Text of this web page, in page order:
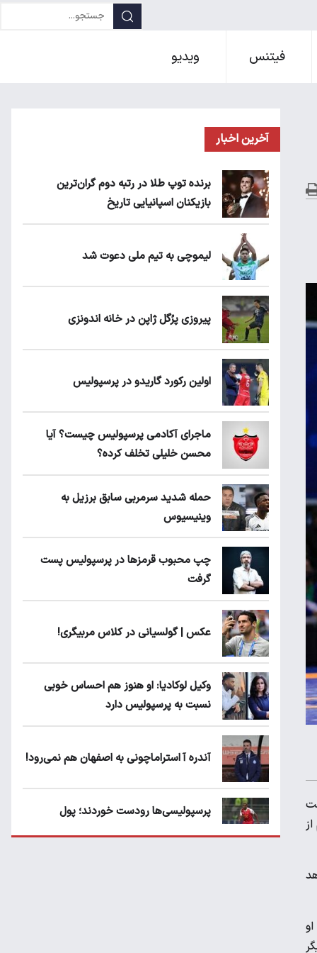
فیتنس ویدیو
در وزن ۶۳ کیلوگرم از
آخرین اخبار
برنده توپ طلا در رتبه دوم گران‌ترین
بازیکنان اسپانیایی تاریخ
لیموچی به تیم ملی دعوت شد
پیروزی پرُگل ژاپن در خانه اندونزی
اولین رکورد گاریدو در پرسپولیس
ماجرای آکادمی پرسپولیس چیست؟ آیا
محسن خلیلی تخلف کرده؟
حمله شدید سرمربی سابق برزیل به
وینیسیوس
چپ محبوب قرمزها در پرسپولیس پست
گرفت
عکس | گولسیانی در کلاس مربیگری!
وکیل لوکادیا: او هنوز هم احساس خوبی
نسبت به پرسپولیس دارد
آندره آ استراماچونی به اصفهان هم نمی‌رود!
پرسپولیسی‌ها رودست خوردند؛ پول